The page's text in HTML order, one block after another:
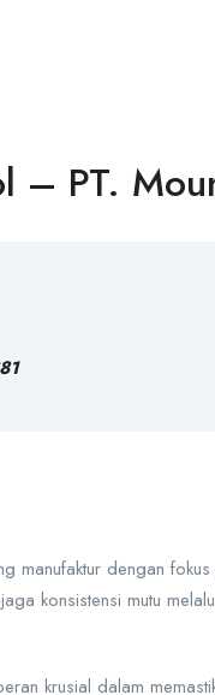
– PT.
manufaktur dengan
konsistensi mutu
krusial dalam